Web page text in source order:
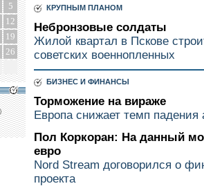
5
12
19
26
КРУПНЫМ ПЛАНОМ
Небронзовые солдаты
Жилой квартал в Пскове
советских военнопленных
БИЗНЕС И ФИНАНСЫ
Торможение на вираже
Европа снижает темп падения
Пол Коркоран: На данный
евро
Nord Stream договорился о
проекта